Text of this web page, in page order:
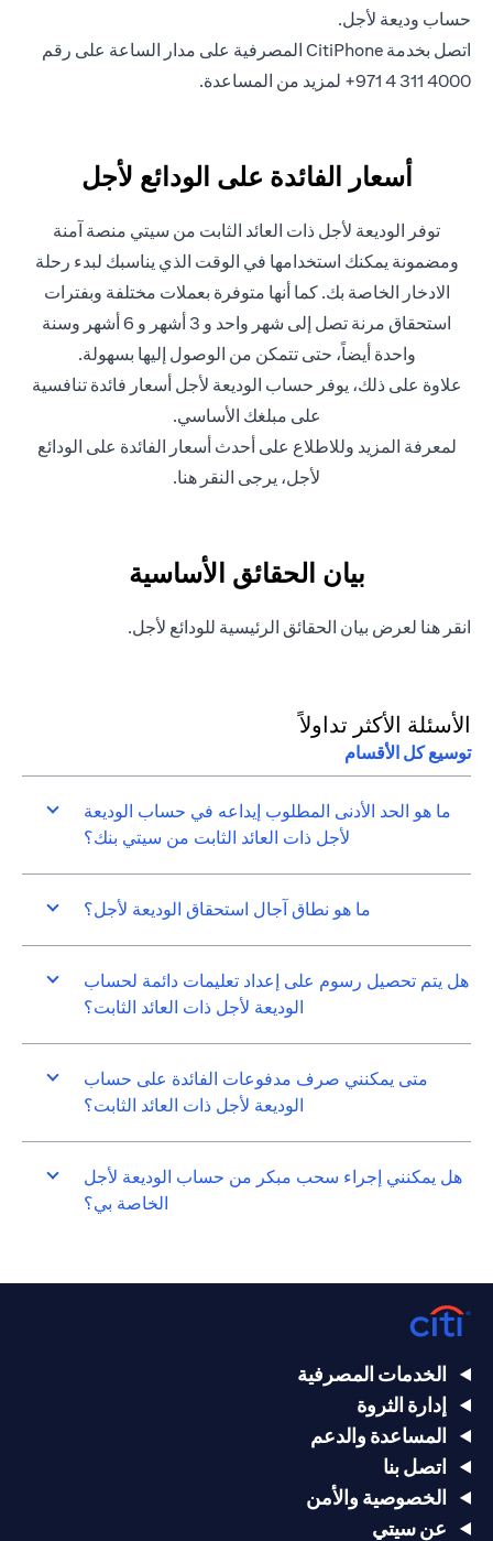
حساب وديعة لأجل.
اتصل بخدمة CitiPhone المصرفية على مدار الساعة على رقم
4000 311 4 971+ لمزيد من المساعدة.
أسعار الفائدة على الودائع لأجل
توفر الوديعة لأجل ذات العائد الثابت من سيتي منصة آمنة
ومضمونة يمكنك استخدامها في الوقت الذي يناسبك لبدء رحلة
الادخار الخاصة بك. كما أنها متوفرة بعملات مختلفة وبفترات
استحقاق مرنة تصل إلى شهر واحد و 3 أشهر و 6 أشهر وسنة
واحدة أيضاً، حتى تتمكن من الوصول إليها بسهولة.
علاوة على ذلك، يوفر حساب الوديعة لأجل أسعار فائدة تنافسية
على مبلغك الأساسي.
لمعرفة المزيد وللاطلاع على أحدث أسعار الفائدة على الودائع
لأجل، يرجى النقر هنا(opens in a new tab).
بيان الحقائق الأساسية
انقر هنا (opens in a new tab)لعرض بيان الحقائق الرئيسية للودائع لأجل.
الأسئلة الأكثر تداولاً
توسيع كل الأقسام
ما هو الحد الأدنى المطلوب إيداعه في حساب الوديعة
لأجل ذات العائد الثابت من سيتي بنك؟
ما هو نطاق آجال استحقاق الوديعة لأجل؟
هل يتم تحصيل رسوم على إعداد تعليمات دائمة لحساب
الوديعة لأجل ذات العائد الثابت؟
متى يمكنني صرف مدفوعات الفائدة على حساب
الوديعة لأجل ذات العائد الثابت؟
هل يمكنني إجراء سحب مبكر من حساب الوديعة لأجل
الخاصة بي؟
الخدمات المصرفية
إدارة الثروة
المساعدة والدعم
اتصل بنا
الخصوصية والأمن
عن سيتي